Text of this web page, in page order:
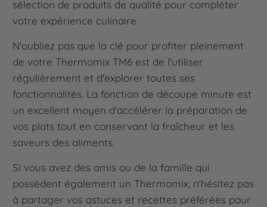
sélection de produits de qualité pour compléter
votre expérience culinaire.
N'oubliez pas que la clé pour profiter pleinement
de votre Thermomix TM6 est de l'utiliser
régulièrement et d'explorer toutes ses
fonctionnalités. La fonction de découpe minute est
un excellent moyen d'accélérer la préparation de
vos plats tout en conservant la fraîcheur et les
saveurs des aliments.
Si vous avez des amis ou de la famille qui
possèdent également un Thermomix, n'hésitez pas
à partager vos astuces et recettes préférées pour